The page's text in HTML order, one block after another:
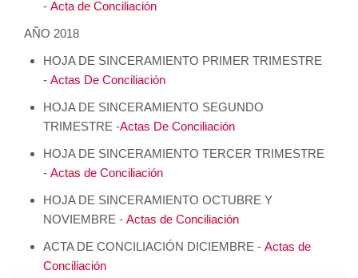
- Acta de Conciliación
AÑO 2018
HOJA DE SINCERAMIENTO PRIMER TRIMESTRE
- Actas De Conciliación
HOJA DE SINCERAMIENTO SEGUNDO
TRIMESTRE -Actas De Conciliación
HOJA DE SINCERAMIENTO TERCER TRIMESTRE
- Actas de Conciliación
HOJA DE SINCERAMIENTO OCTUBRE Y
NOVIEMBRE - Actas de Conciliación
ACTA DE CONCILIACIÓN DICIEMBRE - Actas de
Conciliación